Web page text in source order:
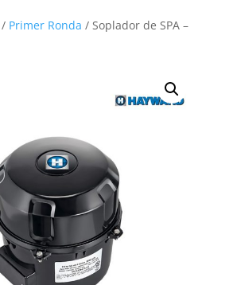
/ Primer Ronda / Soplador de SPA –